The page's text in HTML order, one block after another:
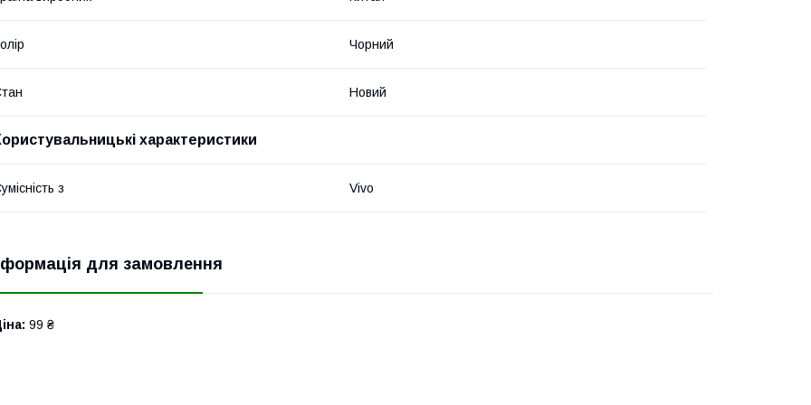
Чорний
Новий
характеристики
з Vivo
для замовлення
99 ₴